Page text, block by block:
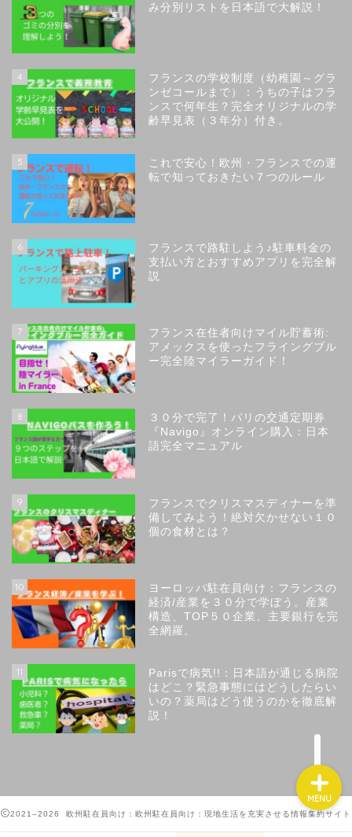
み分別リストを日本語で大解説！
4
フランスの学校制度（幼稚園～グラ
ンゼコールまで）：うちの子はフラ
ンスで何年生？完全オリジナルの学
齢早見表（３年分）付き。
5
これで安心！欧州・フランスでの運
転で知っておきたい７つのルール
6
フランスで路駐しよう♪駐車料金の
支払い方とおすすめアプリを完全解
説
7
フランス在住者向けマイル貯蓄術:
アメックスを使ったフライングブル
ー完全陸マイラーガイド！
8
３０分で完了！パリの交通定期券
『Navigo』オンライン購入：日本
語完全マニュアル
9
フランスでクリスマスディナーを準
備してみよう！絶対欠かせない１０
個の食材とは？
10
ヨーロッパ駐在員向け：フランスの
経済/産業を３０分で学ぼう。産業
構造、TOP５０企業、主要銀行を完
全網羅。
11
Parisで病気!!：日本語が通じる病院
はどこ？緊急事態にはどうしたらい
いの？薬局はどう使うのかを徹底解
説！
2021–2026 欧州駐在員向け：欧州駐在員向け：現地生活を充実させる情報集約サイト
MENU
サイトのコンセプト
サイト運営者のプロフィー
ル
お問い合わせ